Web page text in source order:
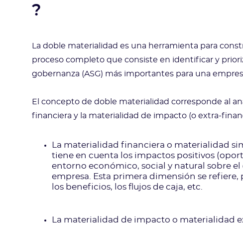
?
La doble materialidad es una herramienta para
proceso completo que consiste en identificar y
gobernanza (ASG) más importantes para una
El concepto de doble materialidad corresponde al
financiera y la materialidad de impacto (o extra-
La materialidad financiera o materialidad
tiene en cuenta los impactos positivos
entorno económico, social y natural sobre
empresa. Esta primera dimensión se
los beneficios, los flujos de caja, etc.
La materialidad de impacto o materialidad